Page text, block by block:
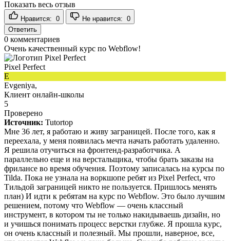
Показать весь отзыв
Нравится: 0 Не нравится: 0
Ответить
0 комментариев
Очень качественный курс по Webflow!
Pixel Perfect
E
Evgeniya,
Клиент онлайн-школы
5
Проверено
Источник: Tutortop
Мне 36 лет, я работаю и живу заграницей. После того, как я
переехала, у меня появилась мечта начать работать удаленно.
Я решила отучиться на фронтенд-разработчика. А
параллельно еще и на верстальщика, чтобы брать заказы на
фрилансе во время обучения. Поэтому записалась на курсы по
Tilda. Пока не узнала на воркшопе ребят из Pixel Perfect, что
Тильдой заграницей никто не пользуется. Пришлось менять
план) И идти к ребятам на курс по Webflow. Это было лучшим
решением, потому что Webflow — очень классный
инструмент, в котором ты не только накидываешь дизайн, но
и учишься понимать процесс верстки глубже. Я прошла курс,
он очень классный и полезный. Мы прошли, наверное, все,